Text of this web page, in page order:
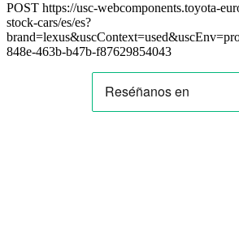
POST https://usc-webcomponents.toyota-
stock-cars/es/es?
848e-463b-b47b-f87629854043